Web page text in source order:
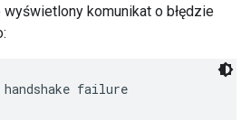
komunikat o błędzie
failure